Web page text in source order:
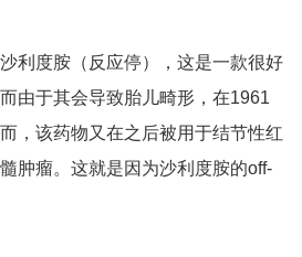
利度胺（反应停），这是一款很好
由于其会导致胎儿畸形，在1961
，该药物又在之后被用于结节性红
肿瘤。这就是因为沙利度胺的off-